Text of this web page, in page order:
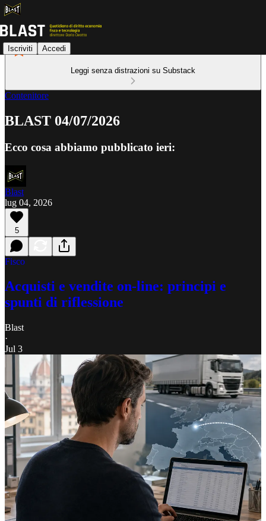
Iscriviti Accedi
Leggi senza distrazioni su Substack
Contenitore
BLAST 04/07/2026
Ecco cosa abbiamo pubblicato ieri:
Blast
lug 04, 2026
5
Fisco
Acquisti e vendite on-line: principi e
spunti di riflessione
Blast
·
Jul 3